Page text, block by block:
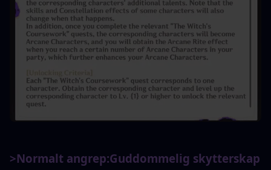
>Normalt angrep:Guddommelig skytterskap